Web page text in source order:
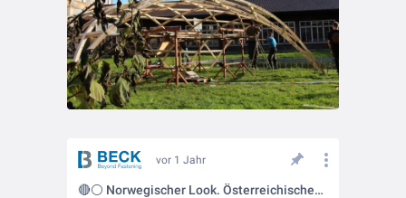
vor 1 Jahr
🔴⚪ Norwegischer Look. Österreichisches Holz.